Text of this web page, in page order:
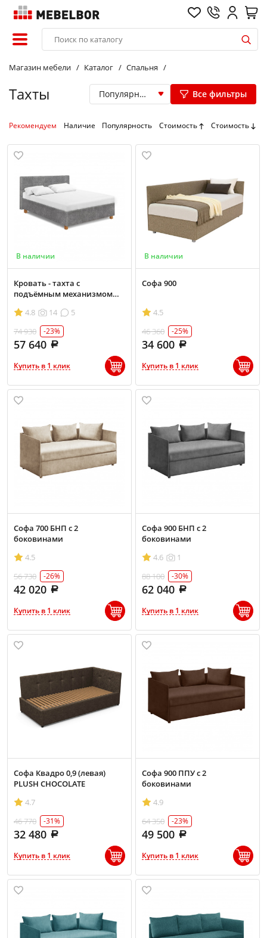
Магазин мебели Каталог Спальня
Тахты Популярные Все фильтры
Рекомендуем Наличие Популярность Стоимость Стоимость
В наличии
Кровать - тахта с
подъёмным механизмом
4.8 14
5
74 930
-23%
57 640
Купить в 1 клик
В наличии
Софа 900
4.5
46 360
-25%
34 600
Купить в 1 клик
Софа 700 БНП с 2
боковинами
4.5
56 730
-26%
42 020
Купить в 1 клик
Софа 900 БНП с 2
боковинами
4.6
1
88 100
-30%
62 040
Купить в 1 клик
Софа Квадро 0,9 (левая)
PLUSH CHOCOLATE
4.7
46 770
-31%
32 480
Купить в 1 клик
Софа 900 ППУ с 2
боковинами
4.9
64 350
-23%
49 500
Купить в 1 клик